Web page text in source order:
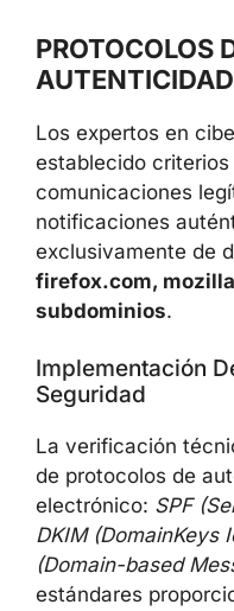
PROTOCOLOS
AUTENTICIDAD
Los expertos en
establecido
comunicaciones
notificaciones
exclusivamente de
firefox.com,
subdominios.
Implementación
Seguridad
La verificación
de protocolos de
electrónico: SPF
DKIM (DomainKeys
(Domain-based
estándares